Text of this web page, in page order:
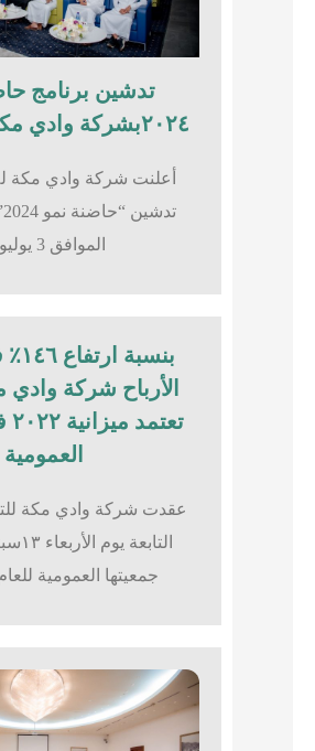
تدشين برنامج
٢٠٢٤بشركة وادي مكة للاستثمار
أعلنت شركة وادي مكة
الموافق 3 يوليو…
الأرباح شركة وادي
العمومية
عقدت شركة وادي مكة
جمعيتها العمومية